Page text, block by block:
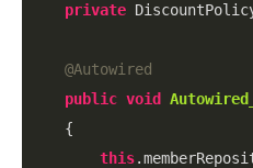
private
@Autowired
public void
{
this